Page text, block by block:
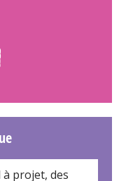
à projet, des